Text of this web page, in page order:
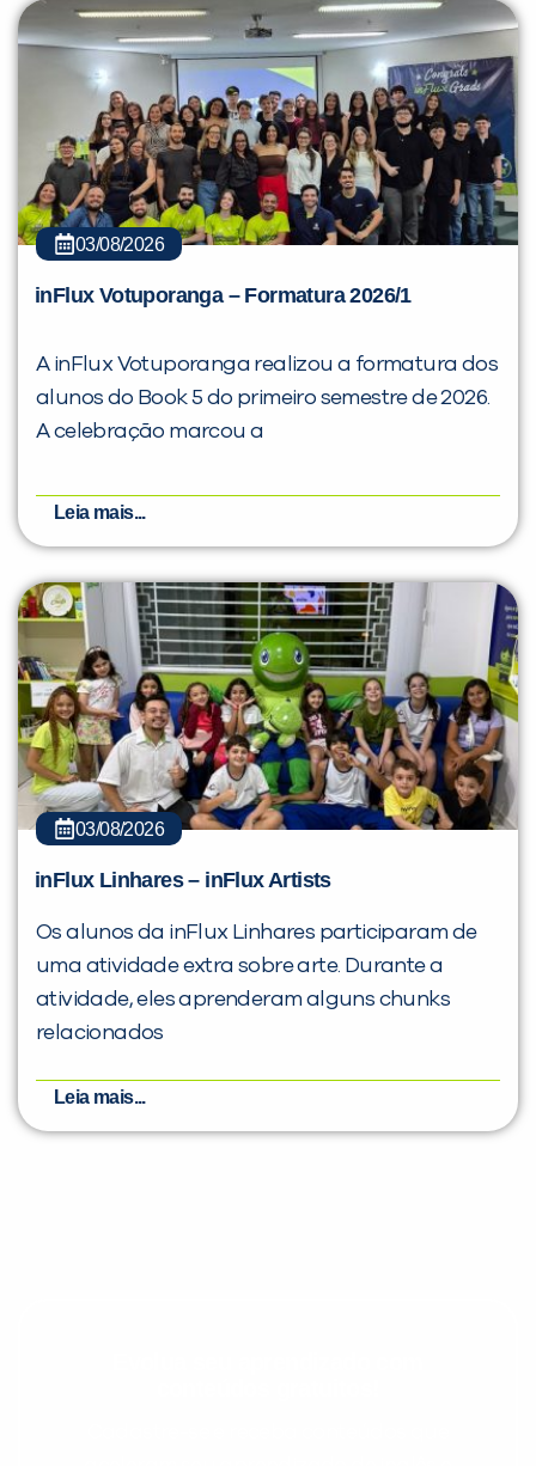
03/08/2026
inFlux Votuporanga – Formatura 2026/1
A inFlux Votuporanga realizou a formatura dos
alunos do Book 5 do primeiro semestre de 2026.
A celebração marcou a
Leia mais...
03/08/2026
inFlux Linhares – inFlux Artists
Os alunos da inFlux Linhares participaram de
uma atividade extra sobre arte. Durante a
atividade, eles aprenderam alguns chunks
relacionados
Leia mais...